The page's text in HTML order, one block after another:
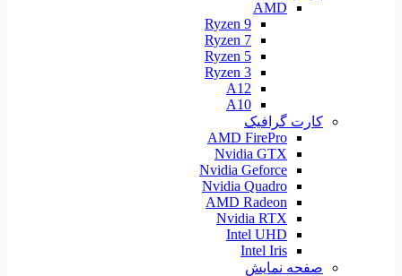
AMD
Ryzen 9
Ryzen 7
Ryzen 5
Ryzen 3
A12
A10
کارت گرافیک
AMD FirePro
Nvidia GTX
Nvidia Geforce
Nvidia Quadro
AMD Radeon
Nvidia RTX
Intel UHD
Intel Iris
صفحه نمایش